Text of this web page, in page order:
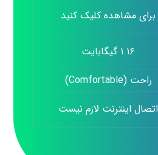
برای مشاهده کلیک کنید
۱.۱۶ گیگابایت
راحت (Comfortable)
اتصال اینترنت لازم نیست